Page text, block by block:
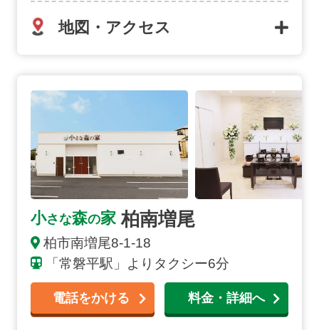
地図・アクセス
小さな森の家 柏南増尾
柏市南増尾8-1-18
「常磐平駅」よりタクシー6分
電話をかける 料金・詳細へ